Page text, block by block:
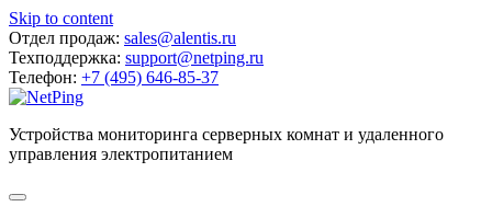
Skip to content
Отдел продаж: sales@alentis.ru
Техподдержка: support@netping.ru
Телефон: +7 (495) 646-85-37
Устройства мониторинга серверных комнат и удаленного
управления электропитанием